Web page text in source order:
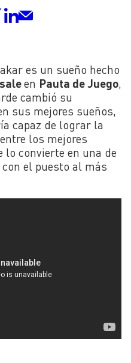
es un sueño hecho
en Pauta de Juego
cambió su
sus mejores sueños,
capaz de lograr la
los mejores
convierte en una de
el puesto al más